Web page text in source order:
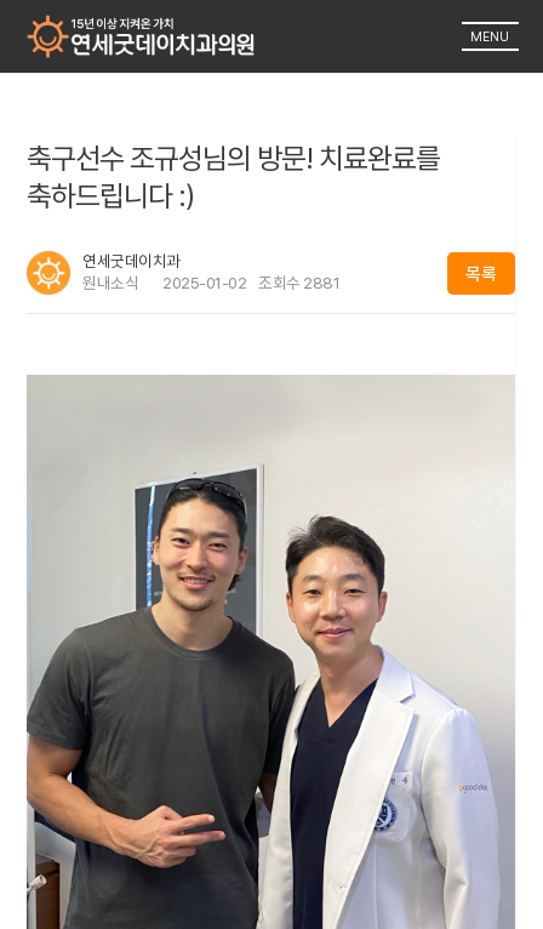
MENU
축구선수 조규성님의 방문! 치료완료를
축하드립니다 :)
연세굿데이치과
원내소식
2025-01-02 조회수 2881 목록